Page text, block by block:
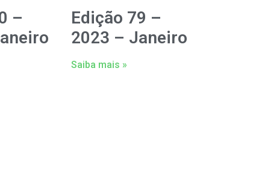
–
Edição 79 –
2023 – Janeiro
Saiba mais »